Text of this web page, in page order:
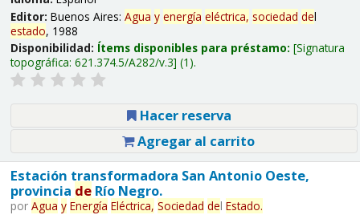
Editor: Buenos Aires: Agua y energía eléctrica, sociedad del
estado, 1988
Disponibilidad: Ítems disponibles para préstamo: Signatura
topográfica: 621.374.5/A282/v.3 (1).
Hacer reserva
Agregar al carrito
Estación transformadora San Antonio Oeste,
provincia deRío Negro.
por Agua y Energía Eléctrica, Sociedad del Estado.